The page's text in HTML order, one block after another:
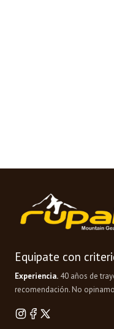
Equipate con
Experiencia. 40 años de
recomendación. No